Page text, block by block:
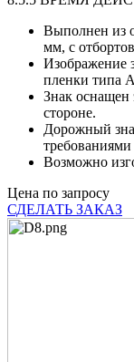
Выполнен из
мм, с
Изображение
пленки типа
Знак оснащен
стороне.
Дорожный
Возможно
Цена по запросу
СДЕЛАТЬ ЗАКАЗ